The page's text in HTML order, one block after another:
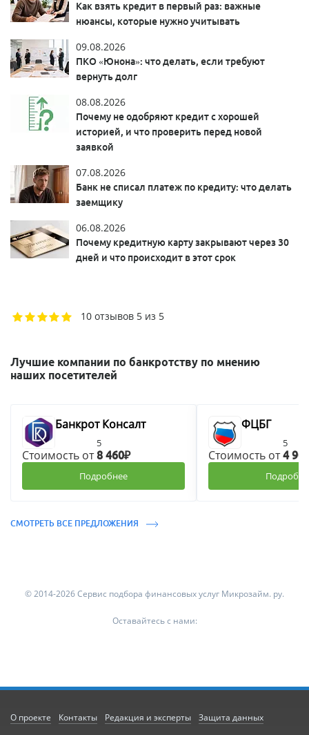
Как взять кредит в первый раз: важные
нюансы, которые нужно учитывать
09.08.2026
ПКО «Юнона»: что делать, если требуют
вернуть долг
08.08.2026
Почему не одобряют кредит с хорошей
историей, и что проверить перед новой
заявкой
07.08.2026
Банк не списал платеж по кредиту: что делать
заемщику
06.08.2026
Почему кредитную карту закрывают через 30
дней и что происходит в этот срок
10 отзывов 5 из 5
Лучшие компании по банкротству по мнению
наших посетителей
Банкрот Консалт
5
Стоимость от8 460₽
Подробнее
ФЦБГ
5
Стоимость от4
СМОТРЕТЬ ВСЕ ПРЕДЛОЖЕНИЯ
© 2014-2026 Сервис подбора финансовых услуг Микрозайм. ру.
Оставайтесь с нами:
О проекте Контакты Редакция и эксперты Защита данных